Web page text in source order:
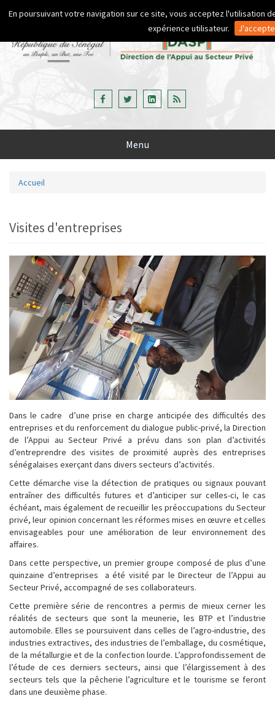
En poursuivant votre navigation sur ce site, vous acceptez l'utilisation
expérience utilisateur.
J'accepte
Menu
Vous êtes ici
Accueil
Visites d'entreprises
Dans le cadre d’une prise en charge anticipée des difficultés des
entreprises et du renforcement du dialogue public-privé, la Direction
de l’Appui au Secteur Privé a prévu dans son plan d’activités
d’entreprendre des visites de proximité auprès des entreprises
sénégalaises exerçant dans divers secteurs d’activités.
Cette démarche vise la détection de pratiques ou signaux pouvant
entraîner des difficultés futures et d’anticiper sur celles-ci, le cas
échéant, mais également de recueillir les préoccupations du Secteur
privé, leur opinion concernant les réformes mises en œuvre et celles
envisageables pour une amélioration de leur environnement des
affaires.
Dans cette perspective, un premier groupe composé de plus d’une
quinzaine d’entreprises a été visité par le Directeur de l’Appui au
Secteur Privé, accompagné de ses collaborateurs.
Cette première série de rencontres a permis de mieux cerner les
réalités de secteurs que sont la meunerie, les BTP et l’industrie
automobile. Elles se poursuivent dans celles de l’agro-industrie, des
industries extractives, des industries de l’emballage, du cosmétique,
de la métallurgie et de la confection lourde. L’approfondissement de
l’étude de ces derniers secteurs, ainsi que l’élargissement à des
secteurs tels que la pêcherie l’agriculture et le tourisme se feront
dans une deuxième phase.